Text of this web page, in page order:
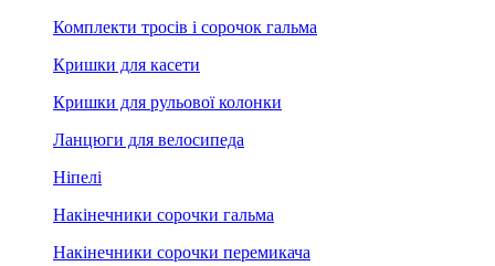
Комплекти тросів і сорочок гальма
Кришки для касети
Кришки для рульової колонки
Ланцюги для велосипеда
Ніпелі
Накінечники сорочки гальма
Накінечники сорочки перемикача